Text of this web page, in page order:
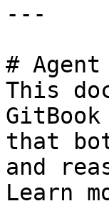
---
#
This
that
and
Learn